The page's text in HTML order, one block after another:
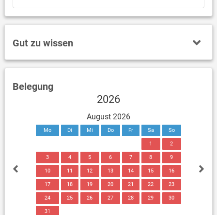
Gut zu wissen
Belegung
2026
August 2026
Mo Di Mi Do Fr Sa So
1 2
3 4 5 6 7 8 9
10 11 12 13 14 15 16
17 18 19 20 21 22 23
24 25 26 27 28 29 30
31